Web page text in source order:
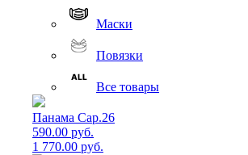
Маски
Повязки
Все товары
Панама Cap.26
590.00 руб.
1 770.00 руб.